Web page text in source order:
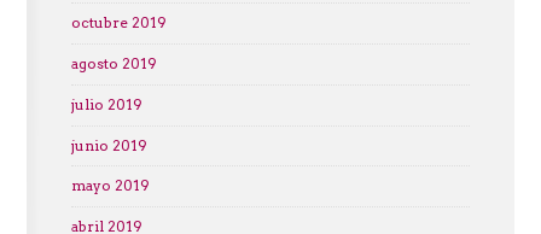
octubre 2019
agosto 2019
julio 2019
junio 2019
mayo 2019
abril 2019